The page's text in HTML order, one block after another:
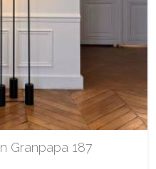
Granpapa 187